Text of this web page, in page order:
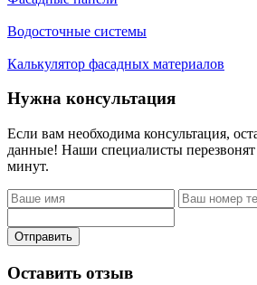
Водосточные системы
Калькулятор фасадных материалов
Нужна консультация
Если вам необходима консультация,
данные! Наши специалисты перезвонят
минут.
Отправить
Оставить отзыв